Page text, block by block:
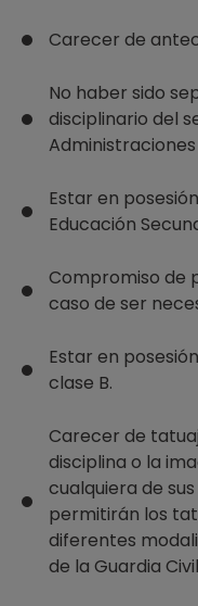
Carecer de
No haber sido
disciplinario del
Administraciones
Estar en
Educación
Compromiso de
caso de ser
Estar en
clase B.
Carecer de
disciplina o la
cualquiera de
permitirán los
diferentes
de la Guardia